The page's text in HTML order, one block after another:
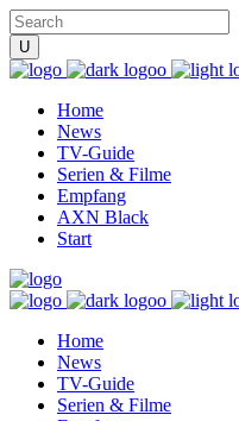
Home
News
TV-Guide
Serien & Filme
Empfang
AXN Black
Start
Home
News
TV-Guide
Serien & Filme